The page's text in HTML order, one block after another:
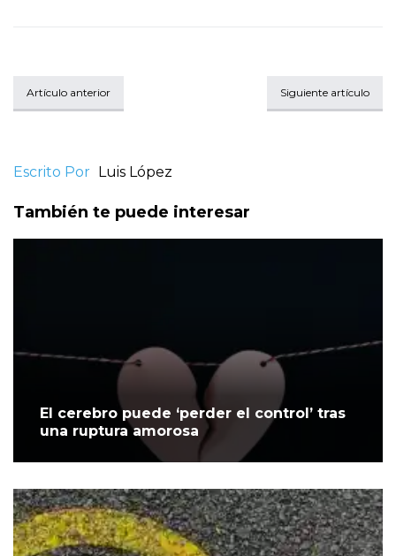
Artículo anterior Siguiente artículo
Escrito Por Luis López
También te puede interesar
El cerebro puede ‘perder el control’ tras
una ruptura amorosa